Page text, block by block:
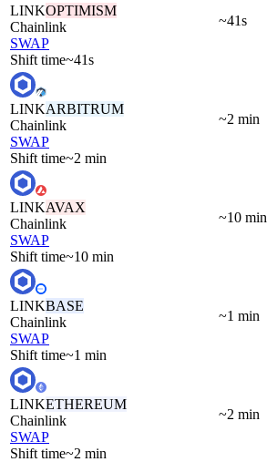
LINKOPTIMISM
Chainlink
SWAP
Shift time~41s
~41s
LINKARBITRUM
Chainlink
SWAP
Shift time~2 min
~2 min
LINKAVAX
Chainlink
SWAP
Shift time~10 min
~10 min
LINKBASE
Chainlink
SWAP
Shift time~1 min
~1 min
LINKETHEREUM
Chainlink
SWAP
Shift time~2 min
~2 min